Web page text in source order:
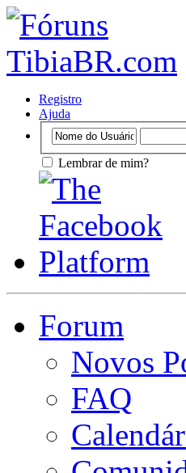
Registro
Ajuda
Lembrar de mim?
Forum
Novos
FAQ